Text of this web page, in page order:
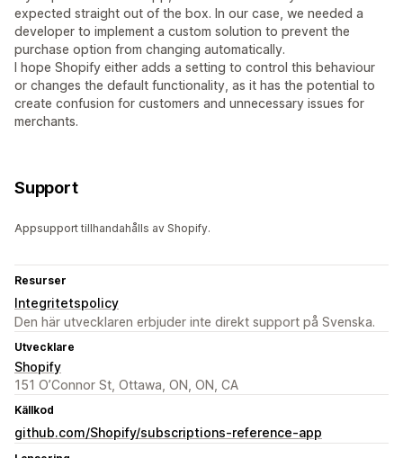
expected straight out of the box. In our case, we needed a
developer to implement a custom solution to prevent the
purchase option from changing automatically.
I hope Shopify either adds a setting to control this behaviour
or changes the default functionality, as it has the potential to
create confusion for customers and unnecessary issues for
merchants.
Support
Appsupport tillhandahålls av Shopify.
Resurser
Integritetspolicy
Den här utvecklaren erbjuder inte direkt support på Svenska.
Utvecklare
Shopify
151 O’Connor St, Ottawa, ON, ON, CA
Källkod
github.com/Shopify/subscriptions-reference-app